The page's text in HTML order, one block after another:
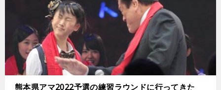
熊本県アマ2022予選の練習ラウンドに行ってきた